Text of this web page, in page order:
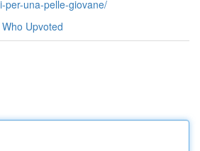
per-una-pelle-giovane/
Who Upvoted